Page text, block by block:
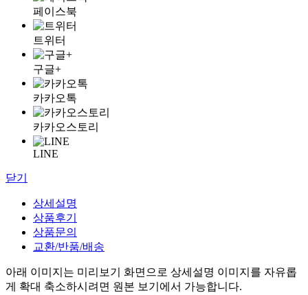
페이스북
트위터
구글+
카카오톡
카카오스토리
LINE
닫기
상세설명
상품후기
상품문의
교환/반품/배송
아래 이미지는 미리보기 화면으로 상세설명 이미지를 자유롭
게 확대 축소하시려면 원본 보기에서 가능합니다.